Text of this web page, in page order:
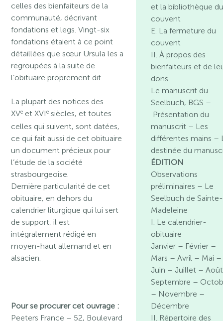
celles des bienfaiteurs de la
communauté, décrivant
fondations et legs. Vingt-six
fondations étaient à ce point
détaillées que sœur Ursula les a
regroupées à la suite de
l’obituaire proprement dit.
La plupart des notices des
XVe et XVIe siècles, et toutes
celles qui suivent, sont datées,
ce qui fait aussi de cet obituaire
un document précieux pour
l’étude de la société
strasbourgeoise.
Dernière particularité de cet
obituaire, en dehors du
calendrier liturgique qui lui sert
de support, il est
intégralement rédigé en
moyen-haut allemand et en
alsacien.
Pour se procurer cet ouvrage :
Peeters France – 52, Boulevard
et la bibliothèque
couvent
E. La fermeture du
couvent
II. À propos des
bienfaiteurs et de
dons
Le manuscrit du
Seelbuch, BGS –
Présentation du
manuscrit – Les
différentes mains –
destinée du
ÉDITION
Observations
préliminaires – Le
Seelbuch de Sainte-
Madeleine
I. Le calendrier-
obituaire
Janvier – Février –
Mars – Avril – Mai –
Juin – Juillet –
Septembre –
– Novembre –
Décembre
II. Répertoire des